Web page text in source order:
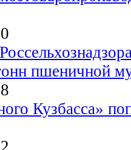
пшеничной
Кузбасса»